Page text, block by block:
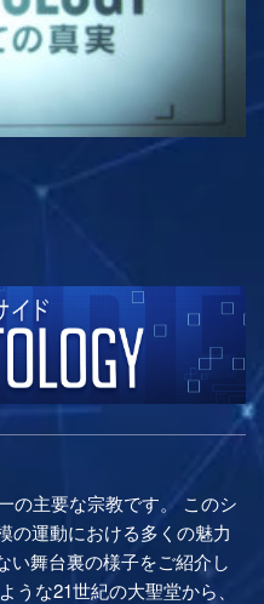
の主要な宗教です。 このシ
の運動における多くの魅力
い舞台裏の様子をご紹介し
うな21世紀の大聖堂から、